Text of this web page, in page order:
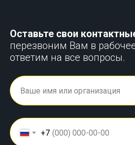
Оставьте свои
перезвоним Вам в
ответим на все вопросы.
+7